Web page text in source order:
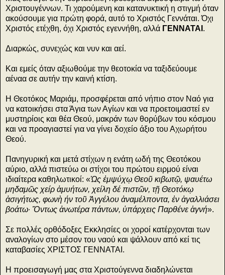
Χριστουγέννων. Τι χαρούμενη και κατανυκτική η στιγμή όταν
ακούσουμε για πρώτη φορά, αυτό το Χριστός Γεννάται. Όχι
Χριστός ετέχθη, όχι Χριστός εγεννήθη, αλλά ΓΕΝΝΑΤΑΙ .
Διαρκώς, συνεχώς και νυν και αεί.
Και εμείς όταν αξιωθούμε την θεοτοκία να ταξιδεύουμε
αέναα σε αυτήν την καινή κτίση.
Η Θεοτόκος Μαριάμ, προσφέρεται από νήπιο στον Ναό για
να κατοικήσει στα Άγια των Αγίων και να προετοιμαστεί εν
μυστηρίοις και θέα Θεού, μακράν των θορύβων του κόσμου
και να προαγιαστεί για να γίνει δοχείο άξιο του Αχωρήτου
Θεού.
Πανηγυρική και μετά στίχων η ενάτη ωδή της Θεοτόκου
αύριο, αλλά πιστεύω οι στίχοι του πρώτου ειρμού είναι
ιδιαίτερα καθηλωτικοί: «Ὡς ἐμψύχῳ Θεοῦ κιβωτῷ, ψαυέτω
μηδαμῶς χείρ ἀμυήτων, χείλη δέ πιστῶν, τῇ Θεοτόκῳ
ἀσιγήτως, φωνὴ ήν τοῦ Ἀγγέλου ἀναμέλποντα, ἐν ἀγαλλιάσει
βοάτω· Ὄντως ἀνωτέρα πάντων, ὑπάρχεις Παρθένε ἁγνή».
Σε πολλές ορθόδοξες Εκκλησίες οι χοροί κατέρχονται των
αναλογίων στο μέσον του ναού και ψάλλουν από κεί τις
καταβασίες ΧΡΙΣΤΟΣ ΓΕΝΝΑΤΑΙ.
Η προεισαγωγή μας στα Χριστούγεννα διαδηλώνεται